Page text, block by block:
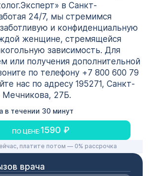
в Санкт-
24/7, мы стремимся
и конфиденциальную
женщине, стремящейся
зависимость. Для
или получения дополнительной
по телефону +7 800 600 79
нас по адресу 195271, Санкт-
Мечникова, 27Б.
ПО ЦЕНЕ:1590 ₽
в течении 30 минут
платите потом — 0% рассрочка
врача